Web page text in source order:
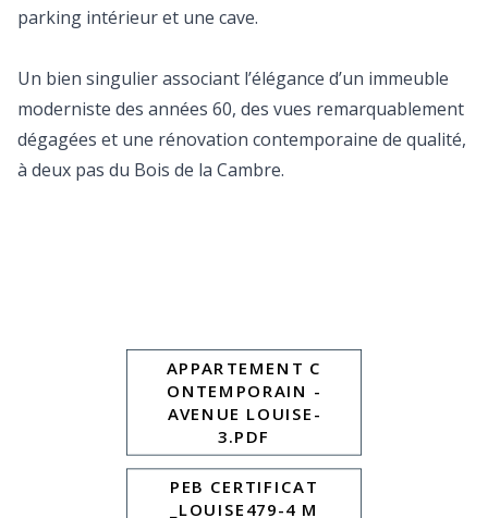
parking intérieur et une cave.
Un bien singulier associant l’élégance d’un immeuble
moderniste des années 60, des vues remarquablement
dégagées et une rénovation contemporaine de qualité,
à deux pas du Bois de la Cambre.
APPARTEMENT C
ONTEMPORAIN -
AVENUE LOUISE-
3.PDF
PEB CERTIFICAT
_LOUISE479-4 M